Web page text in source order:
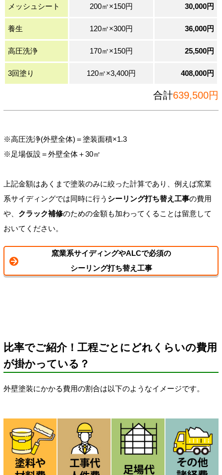
メッシュシート 200㎡×150円 30,000円
養生 120㎡×300円 36,000円
高圧洗浄 170㎡×150円 25,500円
3回塗り 120㎡×3,400円 408,000円
合計639,500円
※高圧洗浄(外壁全体)＝塗装面積×1.3
※足場仮設＝外壁全体＋30㎡
上記金額はあくまで塗装のみに絞った計算であり、例えば窯業
系サイディングでは同時に行う シーリング打ち替え工事の費用
や、 クラック補修のための金額も加わってくることは留意して
おいてください。
窯業系サイディングやALCで必須の
シーリング打ち替え工事
比率でご紹介！工程ごとにどれくらいの費用
が掛かっている？
外壁塗装にかかる費用の割合は以下のようなイメージです。